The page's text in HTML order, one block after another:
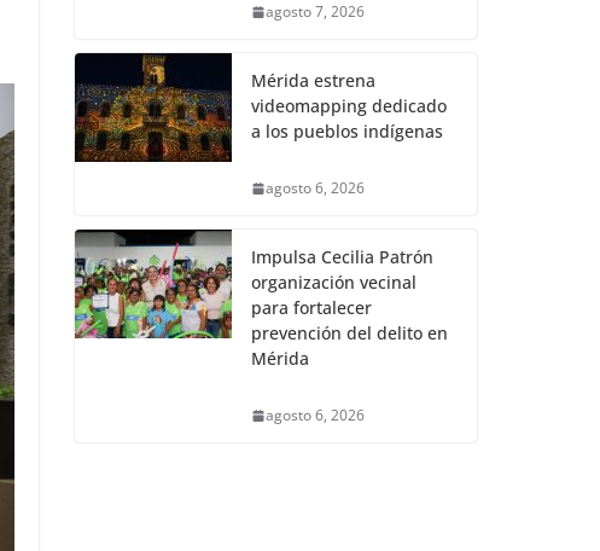
agosto 7, 2026
Mérida estrena
videomapping dedicado
a los pueblos indígenas
agosto 6, 2026
Impulsa Cecilia Patrón
organización vecinal
para fortalecer
prevención del delito en
Mérida
agosto 6, 2026